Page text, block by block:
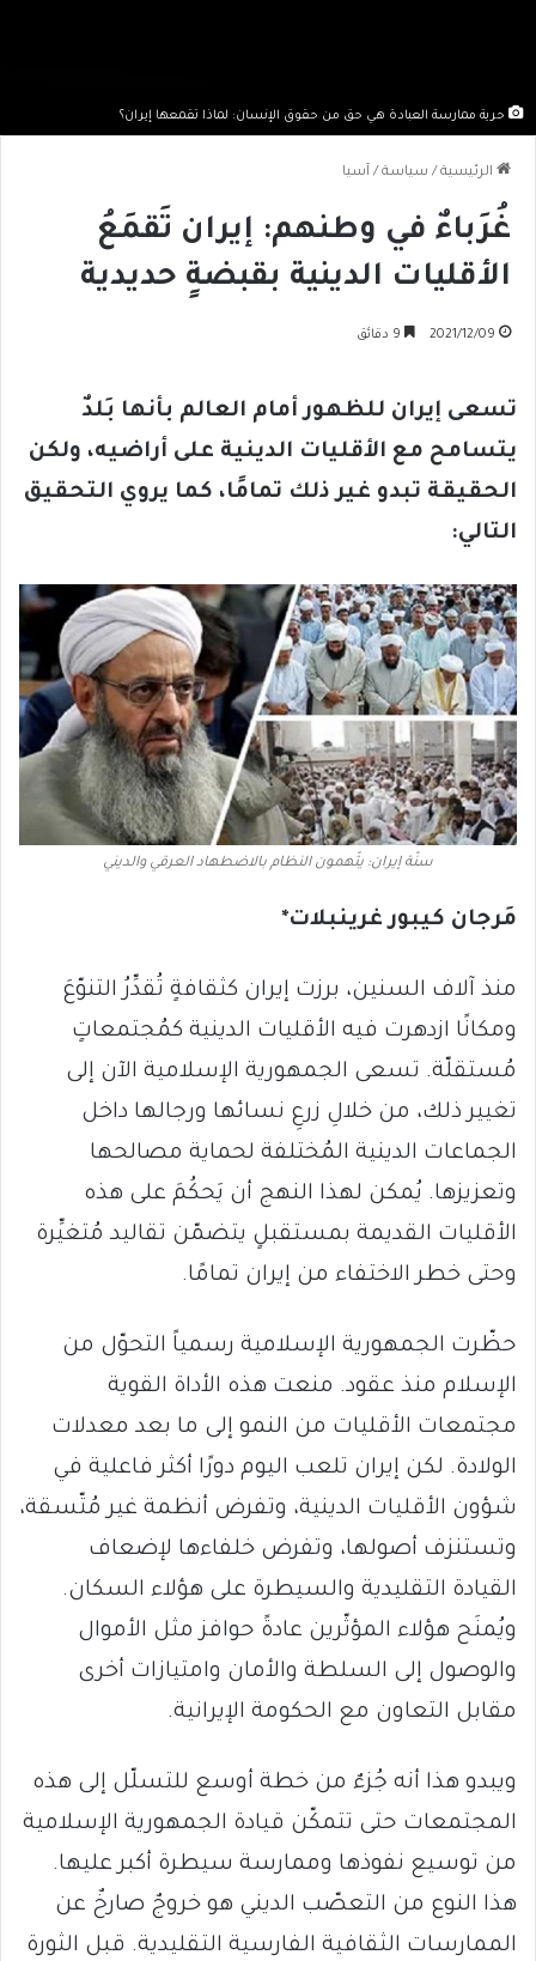
حرية ممارسة العبادة هي حق من حقوق الإنسان: لماذا تقمعها إيران؟
الرئيسية / سياسة / آسيا
غُرَباءٌ في وطنهم: إيران تَقمَعُ
الأقليات الدينية بقبضةٍ حديدية
2021/12/09
تسعى إيران للظهور أمام العالم بأنها بَلدٌ
يتسامح مع الأقليات الدينية على أراضيه، ولكن
الحقيقة تبدو غير ذلك تمامًا، كما يروي التحقيق
التالي:
سنّة إيران: يتّهمون النظام بالاضطهاد العرقي والديني
مَرجان كيبور غرينبلات*
منذ آلاف السنين، برزت إيران كثقافةٍ تُقدِّرُ التنوّعَ
ومكانًا ازدهرت فيه الأقليات الدينية كمُجتمعاتٍ
مُستقلّة. تسعى الجمهورية الإسلامية الآن إلى
تغيير ذلك، من خلالِ زرعِ نسائها ورجالها داخل
الجماعات الدينية المُختلفة لحماية مصالحها
وتعزيزها. يُمكن لهذا النهج أن يَحكُمَ على هذه
الأقليات القديمة بمستقبلٍ يتضمّن تقاليد مُتغيِّرة
وحتى خطر الاختفاء من إيران تمامًا.
حظّرت الجمهورية الإسلامية رسمياً التحوّل من
الإسلام منذ عقود. منعت هذه الأداة القوية
مجتمعات الأقليات من النمو إلى ما بعد معدلات
الولادة. لكن إيران تلعب اليوم دورًا أكثر فاعلية في
شؤون الأقليات الدينية، وتفرض أنظمة غير مُتّسقة،
وتستنزف أصولها، وتفرض خلفاءها لإضعاف
القيادة التقليدية والسيطرة على هؤلاء السكان.
ويُمنَح هؤلاء المؤثّرين عادةً حوافز مثل الأموال
والوصول إلى السلطة والأمان وامتيازات أخرى
مقابل التعاون مع الحكومة الإيرانية.
ويبدو هذا أنه جُزءٌ من خطة أوسع للتسلّل إلى هذه
المجتمعات حتى تتمكّن قيادة الجمهورية الإسلامية
من توسيع نفوذها وممارسة سيطرة أكبر عليها.
هذا النوع من التعصّب الديني هو خروجٌ صارخٌ عن
الممارسات الثقافية الفارسية التقليدية. قبل الثورة